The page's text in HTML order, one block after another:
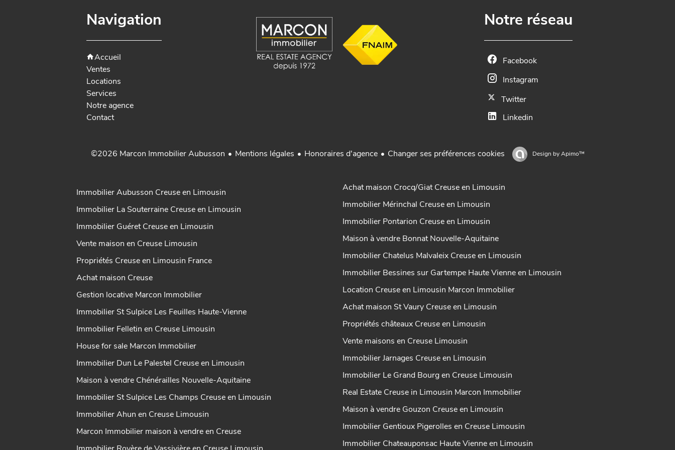
Navigation
Accueil
Ventes
Locations
Services
Notre agence
Contact
Notre réseau
Facebook
Instagram
Twitter
Linkedin
©2026 Marcon Immobilier Aubusson Mentions légales Honoraires d'agence Changer ses préférences cookies Design by Apimo™
Immobilier Aubusson Creuse en Limousin
Immobilier La Souterraine Creuse en Limousin
Immobilier Guéret Creuse en Limousin
Vente maison en Creuse Limousin
Propriétés Creuse en Limousin France
Achat maison Creuse
Gestion locative Marcon Immobilier
Immobilier St Sulpice Les Feuilles Haute-Vienne
Immobilier Felletin en Creuse Limousin
House for sale Marcon Immobilier
Immobilier Dun Le Palestel Creuse en Limousin
Maison à vendre Chénérailles Nouvelle-Aquitaine
Immobilier St Sulpice Les Champs Creuse en Limousin
Immobilier Ahun en Creuse Limousin
Marcon Immobilier maison à vendre en Creuse
Achat maison Crocq/Giat Creuse en Limousin
Immobilier Mérinchal Creuse en Limousin
Immobilier Pontarion Creuse en Limousin
Maison à vendre Bonnat Nouvelle-Aquitaine
Immobilier Chatelus Malvaleix Creuse en Limousin
Immobilier Bessines sur Gartempe Haute Vienne en Limousin
Location Creuse en Limousin Marcon Immobilier
Achat maison St Vaury Creuse en Limousin
Propriétés châteaux Creuse en Limousin
Vente maisons en Creuse Limousin
Immobilier Jarnages Creuse en Limousin
Immobilier Le Grand Bourg en Creuse Limousin
Real Estate Creuse in Limousin Marcon Immobilier
Maison à vendre Gouzon Creuse en Limousin
Immobilier Gentioux Pigerolles en Creuse Limousin
Immobilier Chateauponsac Haute Vienne en Limousin